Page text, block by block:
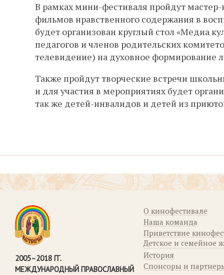
В рамках мини-фестиваля пройдут
фильмов нравственного содержания в
будет организован круглый стол «Медиа
педагогов и членов родительских
телевидение) на духовное формирование
Также пройдут творческие встречи
и для участия в мероприятиях будет
так же детей-инвалидов и детей из
2005–2018 ГГ.
МЕЖДУНАРОДНЫЙ ПРАВОСЛАВНЫЙ
О кинофестивале
Наша команда
Приветствие
Детское и семейное
История
Спонсоры и